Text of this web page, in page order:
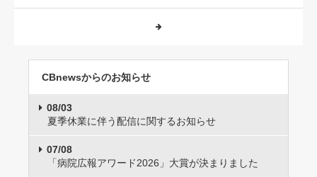
CBnewsからのお知らせ
08/03
夏季休業に伴う配信に関するお知らせ
07/08
「病院広報アワード2026」大賞が決まりました